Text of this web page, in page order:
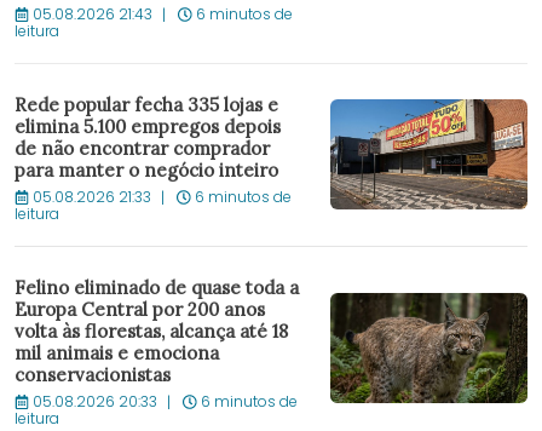
05.08.2026 21:43 6 minutos de
leitura
Rede popular fecha 335 lojas e
elimina 5.100 empregos depois
de não encontrar comprador
para manter o negócio inteiro
05.08.2026 21:33 6 minutos de
leitura
Felino eliminado de quase toda a
Europa Central por 200 anos
volta às florestas, alcança até 18
mil animais e emociona
conservacionistas
05.08.2026 20:33 6 minutos de
leitura